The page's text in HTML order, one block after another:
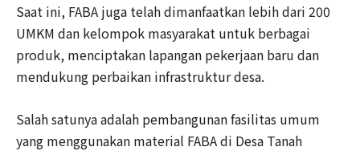
Saat ini, FABA juga telah dimanfaatkan lebih dari 200
UMKM dan kelompok masyarakat untuk berbagai
produk, menciptakan lapangan pekerjaan baru dan
mendukung perbaikan infrastruktur desa.
Salah satunya adalah pembangunan fasilitas umum
yang menggunakan material FABA di Desa Tanah